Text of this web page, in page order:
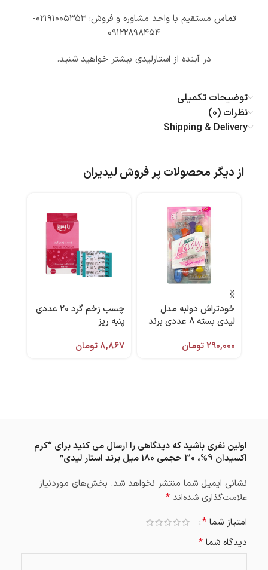
تماس
مستقیم با واحد مشاوره و فروش: ۰۲۱۹۱۰۰۵۳۵۳-
۰۹۱۲۲۸۹۸۴۵۴
در آینده از استارلیدی بیشتر خواهید شنید.
توضیحات تکمیلی
نظرات (0)
Shipping & Delivery
از دیگر محصولات پر فروش لیدیران
خودتراش دولبه مدل
لیدی بسته 8 عددی برند
۲۹۰,۰۰۰تومان
چسب زخم گرد 20 عددی
پنبه ریز
۸,۸۶۷تومان
اولین نفری باشید که دیدگاهی را ارسال می کنید برای “کرم
اکسیدان 9%، 30 حجمی 180 میل برند استار لیدی”
نشانی ایمیل شما منتشر نخواهد شد. بخش‌های موردنیاز
علامت‌گذاری شده‌اند *
امتیاز شما *
دیدگاه شما *